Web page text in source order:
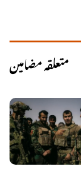
متعلقہ مضامین